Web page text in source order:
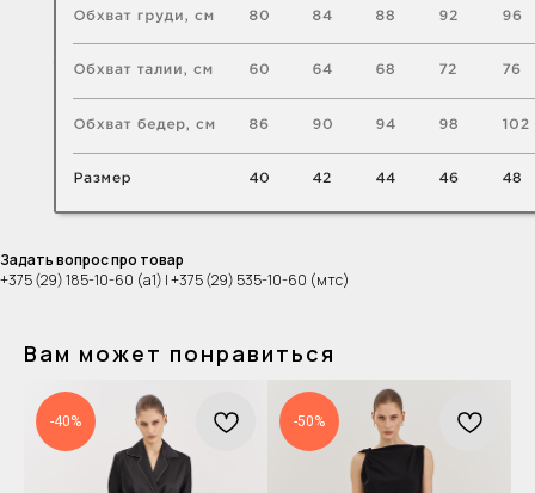
Задать вопрос про товар
+375 (29) 185-10-60 (а1) | +375 (29) 535-10-60 (мтс)
Вам может понравиться
-40% -50%